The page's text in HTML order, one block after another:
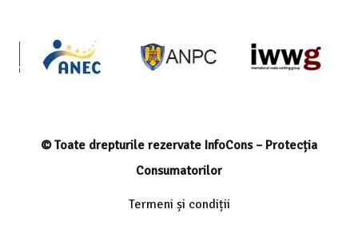
© Toate drepturile rezervate InfoCons – Protecția
Consumatorilor
Termeni și condiții